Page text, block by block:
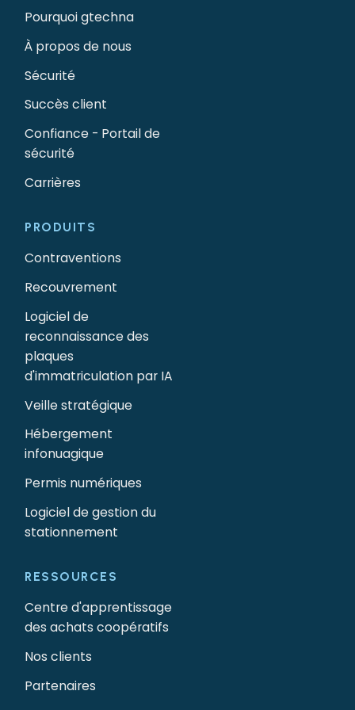
Pourquoi gtechna
À propos de nous
Sécurité
Succès client
Confiance - Portail de
sécurité
Carrières
PRODUITS
Contraventions
Recouvrement
Logiciel de
reconnaissance des
plaques
d'immatriculation par IA
Veille stratégique
Hébergement
infonuagique
Permis numériques
Logiciel de gestion du
stationnement
RESSOURCES
Centre d'apprentissage
des achats coopératifs
Nos clients
Partenaires